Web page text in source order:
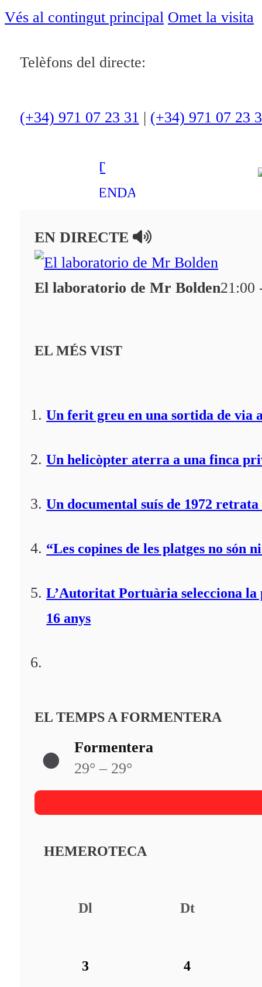
Vés al contingut principal Omet la visita
Telèfons del directe:
(+34) 971 07 23 31 | (+34) 971 07 23
ACTUALITAT
OCI
ENTREVISTES
AMBIENT
AGENDA
A la Carta
Programació
Qui som?
EN DIRECTE
El laboratorio de Mr Bolden21:00
EL MÉS VIST
Un ferit greu en una sortida de via
Un helicòpter aterra a una finca
Un documental suís de 1972
“Les copines de les platges no
L’Autoritat Portuària selecciona
16 anys
EL TEMPS A FORMENTERA
Formentera
29° – 29°
HEMEROTECA
Dl Dt
3
4